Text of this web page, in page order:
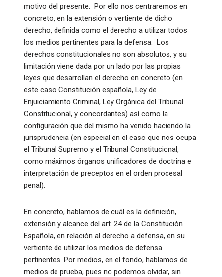
motivo del presente. Por ello nos centraremos en
concreto, en la extensión o vertiente de dicho
derecho, definida como el derecho a utilizar todos
los medios pertinentes para la defensa. Los
derechos constitucionales no son absolutos, y su
limitación viene dada por un lado por las propias
leyes que desarrollan el derecho en concreto (en
este caso Constitución española, Ley de
Enjuiciamiento Criminal, Ley Orgánica del Tribunal
Constitucional, y concordantes) así como la
configuración que del mismo ha venido haciendo la
jurisprudencia (en especial en el caso que nos ocupa
el Tribunal Supremo y el Tribunal Constitucional,
como máximos órganos unificadores de doctrina e
interpretación de preceptos en el orden procesal
penal).
En concreto, hablamos de cuál es la definición,
extensión y alcance del art. 24 de la Constitución
Española, en relación al derecho a defensa, en su
vertiente de utilizar los medios de defensa
pertinentes. Por medios, en el fondo, hablamos de
medios de prueba, pues no podemos olvidar, sin